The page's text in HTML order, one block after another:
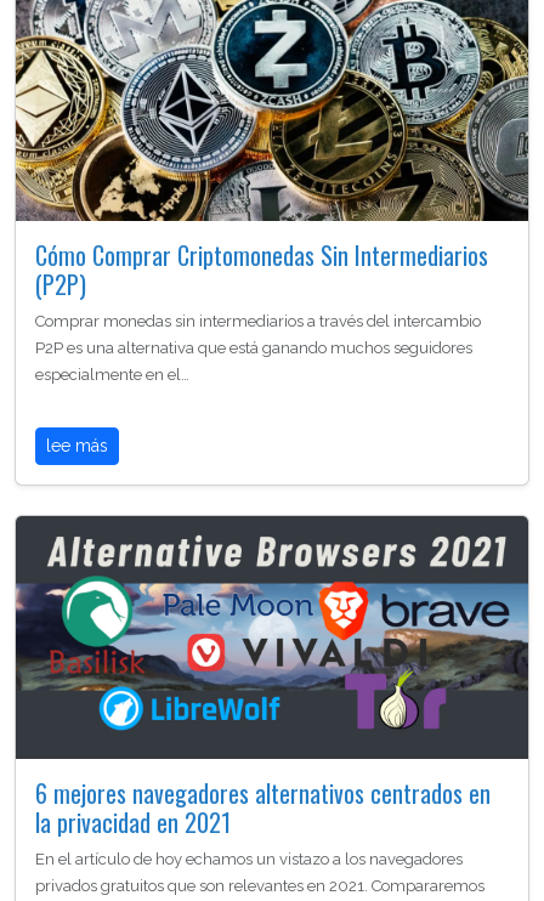
Cómo Comprar Criptomonedas Sin Intermediarios
(P2P)
Comprar monedas sin intermediarios a través del intercambio
P2P es una alternativa que está ganando muchos seguidores
especialmente en el…
lee más
6 mejores navegadores alternativos centrados en
la privacidad en 2021
En el artículo de hoy echamos un vistazo a los navegadores
privados gratuitos que son relevantes en 2021. Compararemos